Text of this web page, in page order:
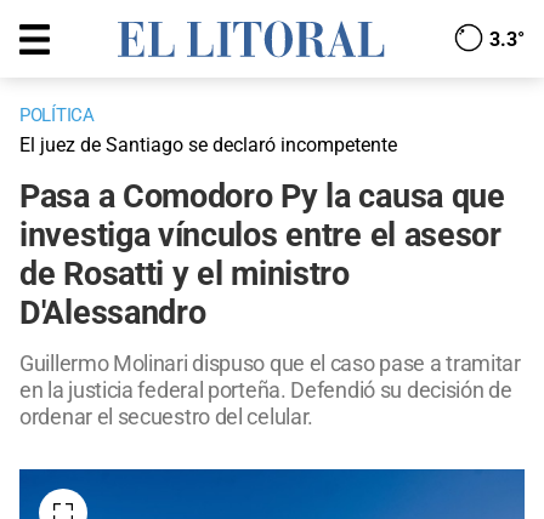
3.3°
POLÍTICA
El juez de Santiago se declaró incompetente
Pasa a Comodoro Py la causa que
investiga vínculos entre el asesor
de Rosatti y el ministro
D'Alessandro
Guillermo Molinari dispuso que el caso pase a tramitar
en la justicia federal porteña. Defendió su decisión de
ordenar el secuestro del celular.